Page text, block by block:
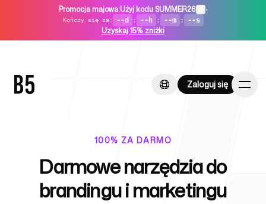
Promocja majowa:Użyj kodu SUMMER26 •
Kończy się za: --d : --h : --m : --s
Uzyskaj 15% zniżki
Zaloguj się
Zaloguj się
Strona główna
100% ZA DARMO
Darmowe narzędzia do
brandingu i marketingu